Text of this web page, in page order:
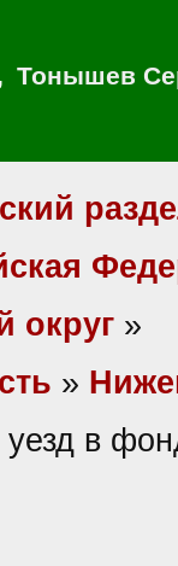
Тонышев
округ »
»
уезд в